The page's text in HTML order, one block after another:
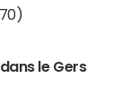
le Gers